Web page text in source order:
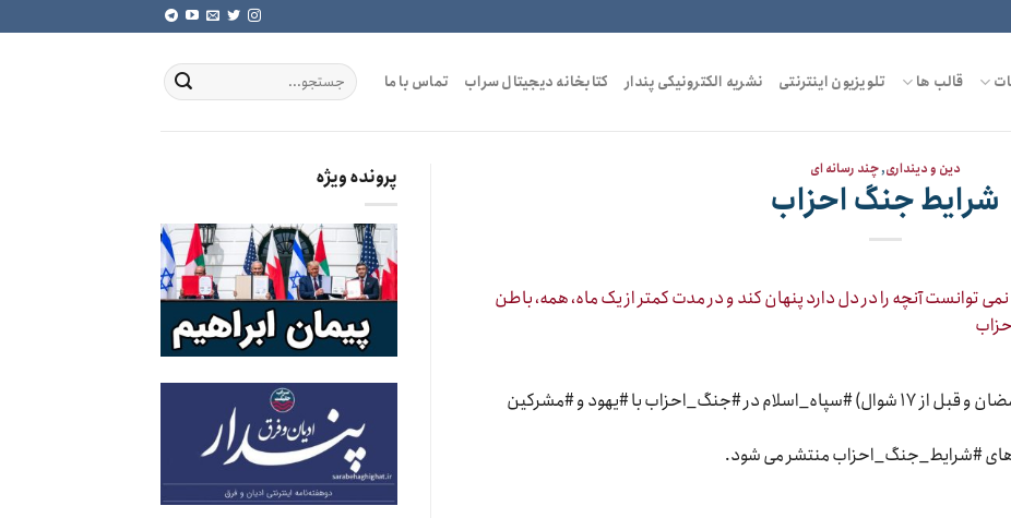
قالب ها تلویزیون اینترنتی نشریه الکترونیکی پندار کتابخانه دیجیتال سراب تماس با ما
دین و دینداری,چند رسانه ای
شرایط جنگ احزاب
در سال ۵ هجری، در چنین ایامی (بعد از ماه رمضان و قبل از ۱۷ شوال) #سپاه_اسلام در #جنگ_احزاب با #یهود و #مشرکین
#شرایط_جنگ_احزاب منتشر می شود.
پرونده ویژه